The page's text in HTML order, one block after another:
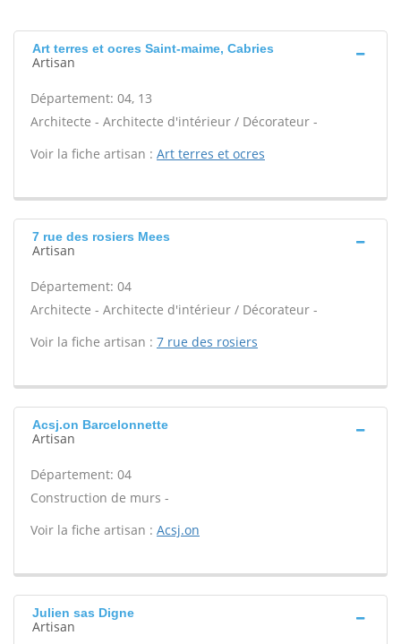
Art terres et ocres Saint-maime, Cabries
Artisan
Département: 04, 13
Architecte - Architecte d'intérieur / Décorateur -
Voir la fiche artisan : Art terres et ocres
7 rue des rosiers Mees
Artisan
Département: 04
Architecte - Architecte d'intérieur / Décorateur -
Voir la fiche artisan : 7 rue des rosiers
Acsj.on Barcelonnette
Artisan
Département: 04
Construction de murs -
Voir la fiche artisan : Acsj.on
Julien sas Digne
Artisan